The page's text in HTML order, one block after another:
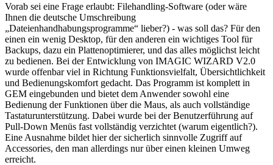
Vorab sei eine Frage erlaubt: Filehandling-Software (oder wäre
Ihnen die deutsche Umschreibung
„Dateienhandhabungsprogramme“ lieber?) - was soll das? Für den
einen ein wenig Desktop, für den anderen ein wichtiges Tool für
Backups, dazu ein Plattenoptimierer, und das alles möglichst leicht
zu bedienen. Bei der Entwicklung von IMAGIC WIZARD V2.0
wurde offenbar viel in Richtung Funktionsvielfalt, Übersichtlichkeit
und Bedienungskomfort gedacht. Das Programm ist komplett in
GEM eingebunden und bietet dem Anwender sowohl eine
Bedienung der Funktionen über die Maus, als auch vollständige
Tastaturunterstützung. Dabei wurde bei der Benutzerführung auf
Pull-Down Menüs fast vollständig verzichtet (warum eigentlich?).
Eine Ausnahme bildet hier der sicherlich sinnvolle Zugriff auf
Accessories, den man allerdings nur über einen kleinen Umweg
erreicht.